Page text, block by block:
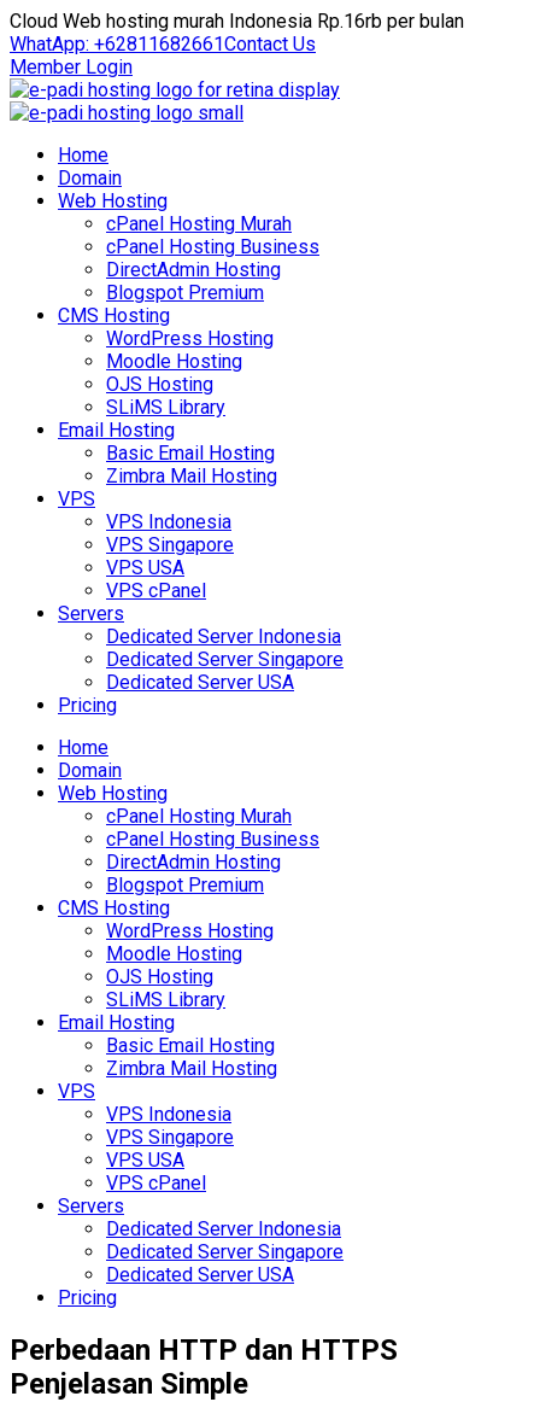
Cloud Web hosting murah Indonesia Rp.16rb per bulan
WhatApp: +62811682661Contact Us
Member Login
Home
Domain
Web Hosting
cPanel Hosting Murah
cPanel Hosting Business
DirectAdmin Hosting
Blogspot Premium
CMS Hosting
WordPress Hosting
Moodle Hosting
OJS Hosting
SLiMS Library
Email Hosting
Basic Email Hosting
Zimbra Mail Hosting
VPS
VPS Indonesia
VPS Singapore
VPS USA
VPS cPanel
Servers
Dedicated Server Indonesia
Dedicated Server Singapore
Dedicated Server USA
Pricing
Home
Domain
Web Hosting
cPanel Hosting Murah
cPanel Hosting Business
DirectAdmin Hosting
Blogspot Premium
CMS Hosting
WordPress Hosting
Moodle Hosting
OJS Hosting
SLiMS Library
Email Hosting
Basic Email Hosting
Zimbra Mail Hosting
VPS
VPS Indonesia
VPS Singapore
VPS USA
VPS cPanel
Servers
Dedicated Server Indonesia
Dedicated Server Singapore
Dedicated Server USA
Pricing
Perbedaan HTTP dan HTTPS
Penjelasan Simple